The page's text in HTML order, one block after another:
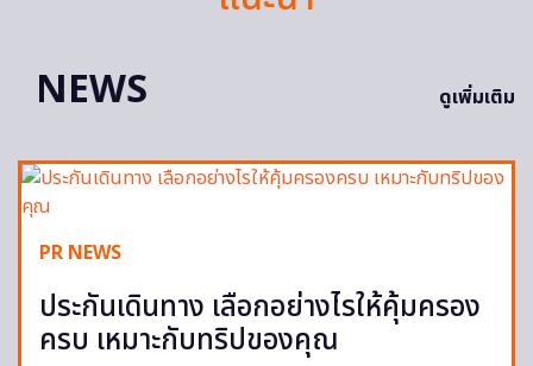
NEWS
ดูเพิ่มเติม
PR NEWS
ประกันเดินทาง เลือกอย่างไรให้คุ้มครอง
ครบ เหมาะกับทริปของคุณ